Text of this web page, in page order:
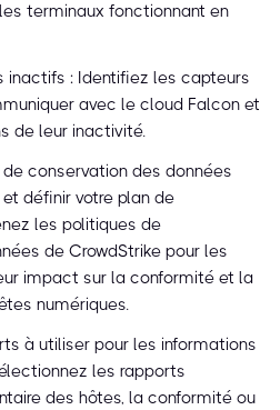
terminaux fonctionnant en
inactifs : Identifiez les capteurs
avec le cloud Falcon et
de leur inactivité.
conservation des données
définir votre plan de
les politiques de
de CrowdStrike pour les
impact sur la conformité et la
numériques.
à utiliser pour les informations
les rapports
des hôtes, la conformité ou